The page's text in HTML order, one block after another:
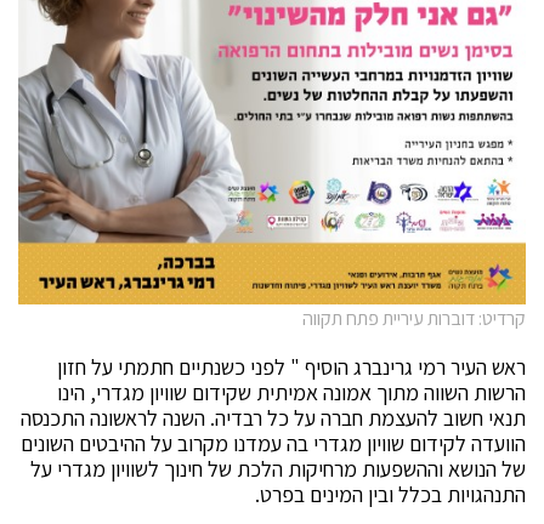
קרדיט: דוברות עיריית פתח תקווה
ראש העיר רמי גרינברג הוסיף " לפני כשנתיים חתמתי על חזון
הרשות השווה מתוך אמונה אמיתית שקידום שוויון מגדרי, הינו
תנאי חשוב להעצמת חברה על כל רבדיה. השנה לראשונה התכנסה
הוועדה לקידום שוויון מגדרי בה עמדנו מקרוב על ההיבטים השונים
של הנושא וההשפעות מרחיקות הלכת של חינוך לשוויון מגדרי על
התנהגויות בכלל ובין המינים בפרט.